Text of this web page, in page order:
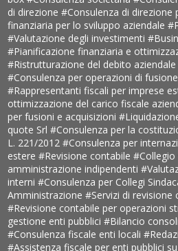
di direzione#Consulenza di
finanziaria per lo sviluppo aziendale
#Valutazione degli investimenti
#Pianificazione finanziaria e
#Ristrutturazione del debito
#Consulenza per operazioni di
#Rappresentanti fiscali per imprese
ottimizzazione del carico fiscale
per fusioni e acquisizioni
quote Srl#Consulenza per la
L. 221/2012#Consulenza per
estere#Revisione contabile
amministrazione indipendenti
interni#Consulenza per Collegi
Amministrazione#Servizi di revisione
#Revisione contabile per operazioni
gestione enti pubblici#Bilancio
#Consulenza fiscale enti locali
#Assistenza fiscale per enti pubblici